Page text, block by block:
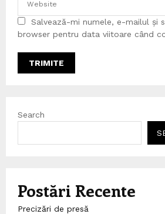
Salvează-mi numele, e-mailul și
browser pentru data viitoare când
Search
Postări Recente
Precizări de presă